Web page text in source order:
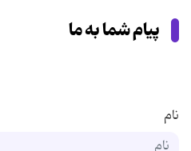
پیام شما به ما
نام